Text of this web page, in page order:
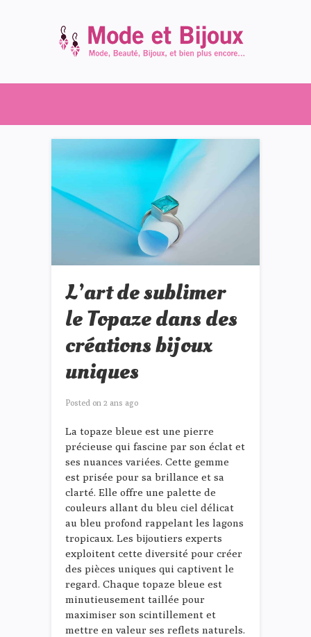
L’art de sublimer
le Topaze dans des
créations bijoux
uniques
Posted on 2 ans ago
La topaze bleue est une pierre
précieuse qui fascine par son éclat et
ses nuances variées. Cette gemme
est prisée pour sa brillance et sa
clarté. Elle offre une palette de
couleurs allant du bleu ciel délicat
au bleu profond rappelant les lagons
tropicaux. Les bijoutiers experts
exploitent cette diversité pour créer
des pièces uniques qui captivent le
regard. Chaque topaze bleue est
minutieusement taillée pour
maximiser son scintillement et
mettre en valeur ses reflets naturels.